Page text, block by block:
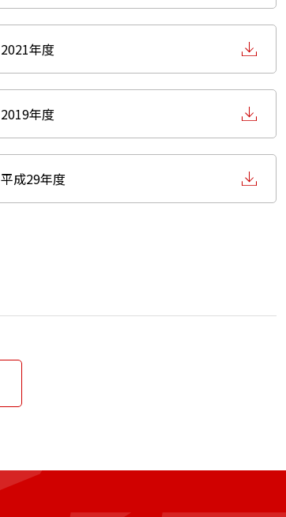
2021年度
2019年度
平成29年度